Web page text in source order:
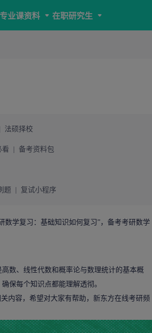
专业课资料 在职研究生
法硕择校
看 备考资料包
题 复试小程序
数学复习：基础知识如何复习”，备考考研数学
数、线性代数和概率论与数理统计的基本概
保每个知识点都能理解透彻。
内容，希望对大家有帮助，新东方在线考研频